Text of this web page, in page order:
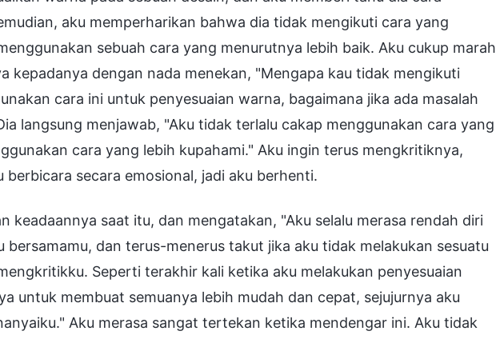
aku memperharikan bahwa dia tidak mengikuti cara yang
sebuah cara yang menurutnya lebih baik. Aku cukup marah
kepadanya dengan nada menekan, "Mengapa kau tidak mengikuti
cara ini untuk penyesuaian warna, bagaimana jika ada masalah
langsung menjawab, "Aku tidak terlalu cakap menggunakan cara yang
cara yang lebih kupahami." Aku ingin terus mengkritiknya,
secara emosional, jadi aku berhenti.
keadaannya saat itu, dan mengatakan, "Aku selalu merasa rendah diri
bersamamu, dan terus-menerus takut jika aku tidak melakukan sesuatu
Seperti terakhir kali ketika aku melakukan penyesuaian
untuk membuat semuanya lebih mudah dan cepat, sejujurnya aku
Aku merasa sangat tertekan ketika mendengar ini. Aku tidak